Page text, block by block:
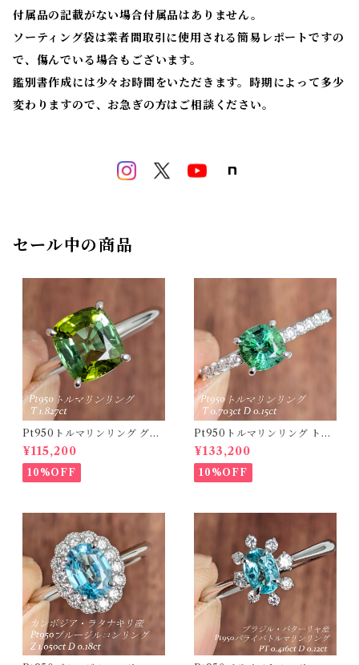
付属品の記載がない場合付属品はありません。
ソーティング袋は業者間取引に使用される簡易レポートですの
で、傷んでいる場合もございます。
鑑別書作成には少々お時間をいただきます。時期によって多少
変わりますので、お急ぎの方はご相談ください。
セール中の商品
Pt950トルマリンリング グリ
ーントルマリン 1.827ct 【PR
O208635】
¥115,200
10%OFF
Pt950トルマリンリング トル
マリン 0.703ct ダイヤモンド
0.15ct【PRO208634】
¥133,200
10%OFF